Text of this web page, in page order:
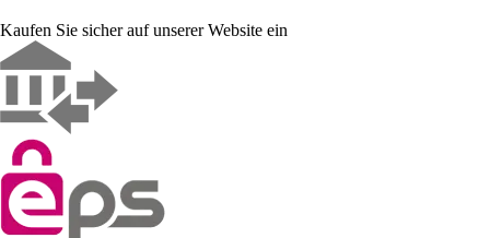
Kaufen Sie sicher auf unserer Website ein